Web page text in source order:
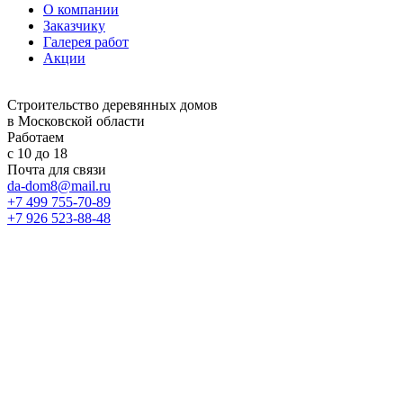
О компании
Заказчику
Галерея работ
Акции
Строительство деревянных домов
в Московской области
Работаем
с 10 до 18
Почта для связи
da-dom8@mail.ru
+7 499 755-70-89
+7 926 523-88-48